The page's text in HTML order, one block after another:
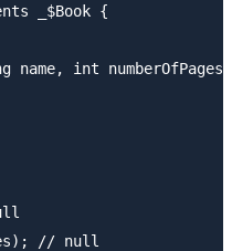
_$Book {
name, int
// null